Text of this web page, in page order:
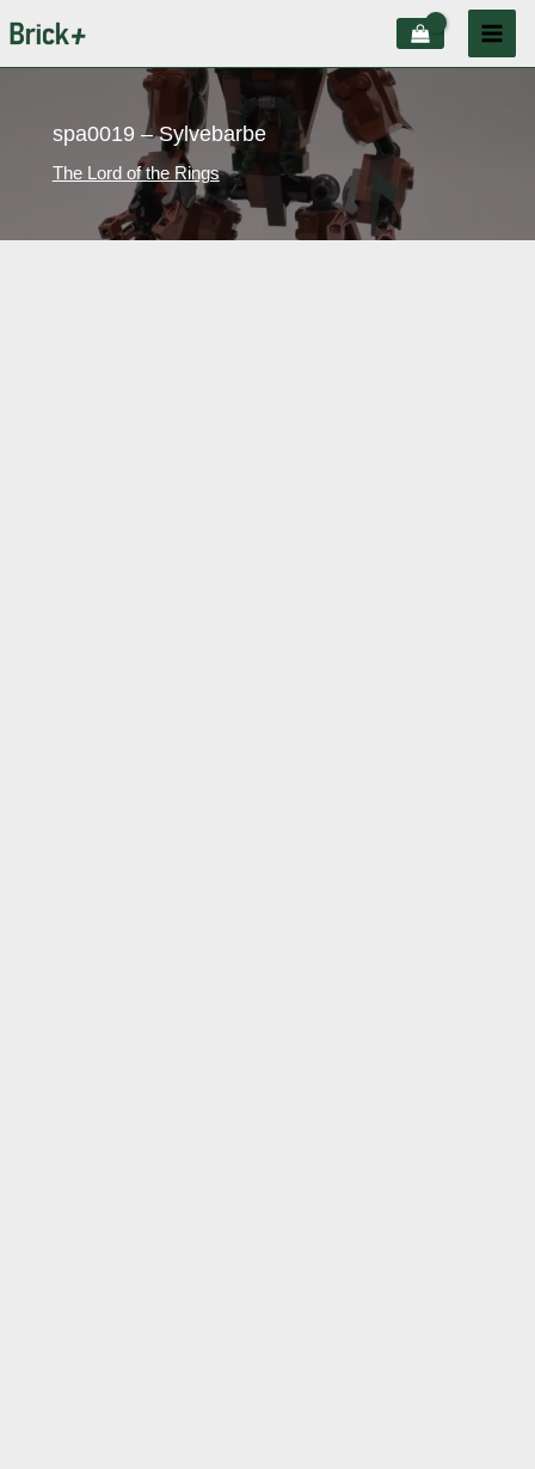
au
spa0019 – Sylvebarbe
The Lord of the Rings